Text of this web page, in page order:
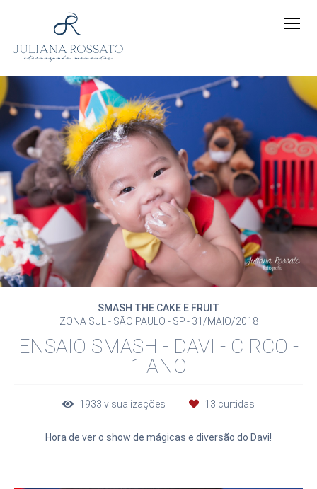
SMASH THE CAKE E FRUIT
ZONA SUL - SÃO PAULO - SP
31/MAIO/2018
ENSAIO SMASH - DAVI - CIRCO -
1 ANO
1933 visualizações 13 curtidas
Hora de ver o show de mágicas e diversão do Davi!